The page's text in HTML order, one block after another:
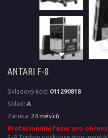
ANTARI F-8
Skladový kód: 011290818
Sklad: A
Záruka: 24 měsíců
Profesionální fazer pro